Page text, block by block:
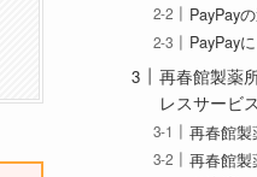
PayPay
PayPay
再春館製薬
レスサービ
再春館製
再春館製